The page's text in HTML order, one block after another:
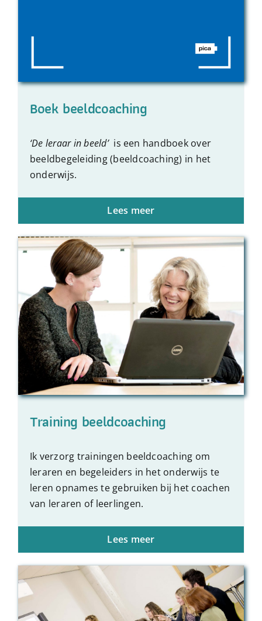
Boek beeldcoaching
‘De leraar in beeld’is een handboek over
beeldbegeleiding (beeldcoaching) in het
onderwijs.
Lees meer
Training beeldcoaching
Ik verzorg trainingen beeldcoaching om
leraren en begeleiders in het onderwijs te
leren opnames te gebruiken bij het coachen
van leraren of leerlingen.
Lees meer